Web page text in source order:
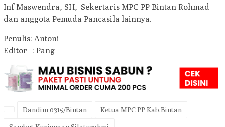
Inf Maswendra, SH, Sekertaris MPC PP Bintan Rohmad
dan anggota Pemuda Pancasila lainnya.
Penulis: Antoni
Editor : Pang
Dandim 0315/Bintan Ketua MPC PP Kab.Bintan